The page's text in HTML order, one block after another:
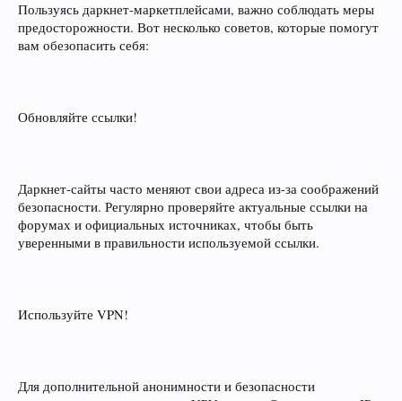
Пользуясь даркнет-маркетплейсами, важно соблюдать меры
предосторожности. Вот несколько советов, которые помогут
вам обезопасить себя:
Обновляйте ссылки!
Даркнет-сайты часто меняют свои адреса из-за соображений
безопасности. Регулярно проверяйте актуальные ссылки на
форумах и официальных источниках, чтобы быть
уверенными в правильности используемой ссылки.
Используйте VPN!
Для дополнительной анонимности и безопасности